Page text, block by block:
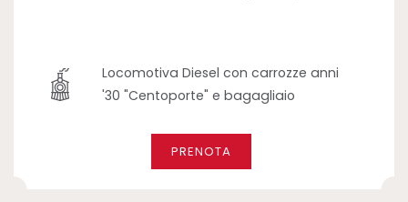
Locomotiva Diesel con carrozze anni
'30 "Centoporte" e bagagliaio
PRENOTA